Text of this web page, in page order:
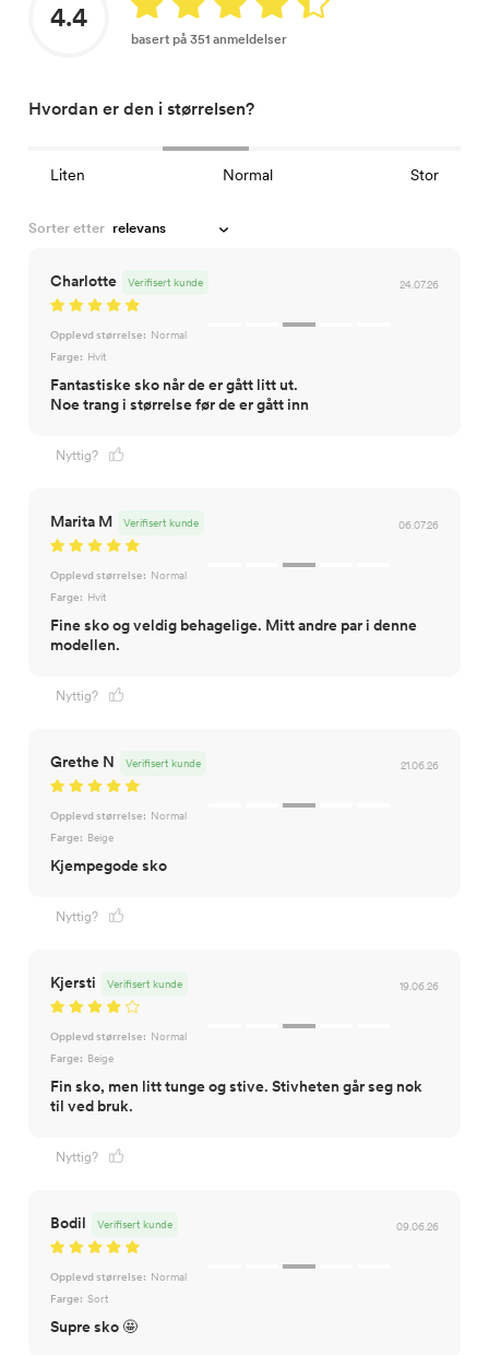
4.4
basert på 351 anmeldelser
Hvordan er den i størrelsen?
Liten Normal Stor
Sorter etter
Charlotte 24.07.26
Verifisert kunde
Opplevd størrelse: Normal
Farge: Hvit
Fantastiske sko når de er gått litt ut.
Noe trang i størrelse før de er gått inn
Nyttig?
Marita M 06.07.26
Verifisert kunde
Opplevd størrelse: Normal
Farge: Hvit
Fine sko og veldig behagelige. Mitt andre par i denne
modellen.
Nyttig?
Grethe N 21.06.26
Verifisert kunde
Opplevd størrelse: Normal
Farge: Beige
Kjempegode sko
Nyttig?
Kjersti 19.06.26
Verifisert kunde
Opplevd størrelse: Normal
Farge: Beige
Fin sko, men litt tunge og stive. Stivheten går seg nok
til ved bruk.
Nyttig?
Bodil 09.06.26
Verifisert kunde
Opplevd størrelse: Normal
Farge: Sort
Supre sko 🤩